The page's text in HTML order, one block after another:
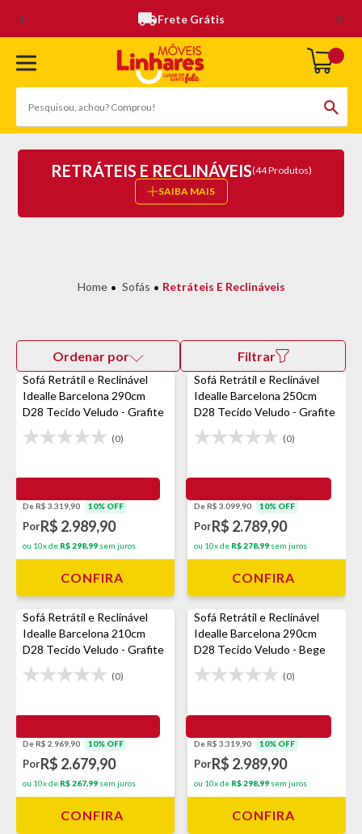
Frete Grátis
RETRÁTEIS E RECLINÁVEIS(44 Produtos)
SAIBA MAIS
Sofás Retráteis E Reclináveis
Ordenar por Filtrar
Sofá Retrátil e Reclinável
Idealle Barcelona 290cm
D28 Tecido Veludo - Grafite
(0)
De R$ 3.319,90 10% OFF
PorR$ 2.989,90
ou 10x de R$ 298,99 sem juros
CONFIRA
Sofá Retrátil e Reclinável
Idealle Barcelona 250cm
D28 Tecido Veludo - Grafite
(0)
De R$ 3.099,90 10% OFF
PorR$ 2.789,90
ou 10x de R$ 278,99 sem juros
CONFIRA
Sofá Retrátil e Reclinável
Idealle Barcelona 210cm
D28 Tecido Veludo - Grafite
(0)
De R$ 2.969,90 10% OFF
PorR$ 2.679,90
ou 10x de R$ 267,99 sem juros
CONFIRA
Sofá Retrátil e Reclinável
Idealle Barcelona 290cm
D28 Tecido Veludo - Bege
(0)
De R$ 3.319,90 10% OFF
PorR$ 2.989,90
ou 10x de R$ 298,99 sem juros
CONFIRA